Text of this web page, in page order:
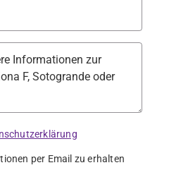
per Email zu erhalten